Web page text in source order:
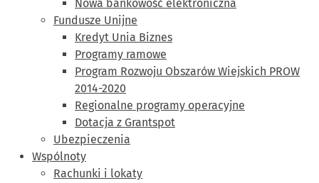
Nowa bankowość elektroniczna
Fundusze Unijne
Kredyt Unia Biznes
Programy ramowe
Program Rozwoju Obszarów Wiejskich PROW
2014-2020
Regionalne programy operacyjne
Dotacja z Grantspot
Ubezpieczenia
Wspólnoty
Rachunki i lokaty